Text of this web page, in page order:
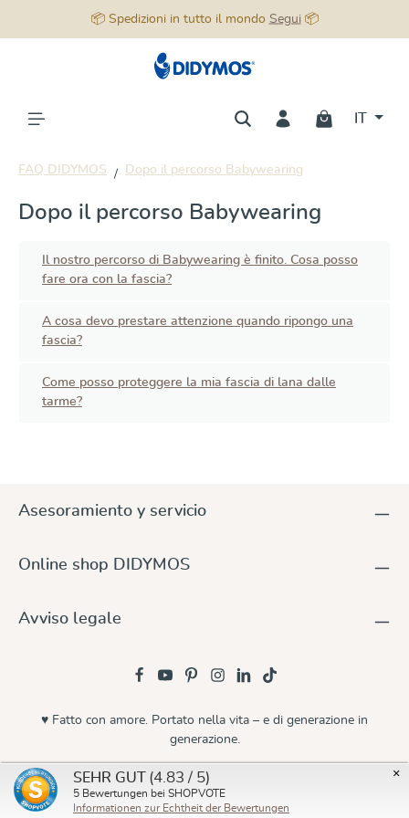
📦 Spedizioni in tutto il mondo Segui📦
FAQ DIDYMOS Dopo il percorso Babywearing
Dopo il percorso Babywearing
Il nostro percorso di Babywearing è finito. Cosa posso
fare ora con la fascia?
A cosa devo prestare attenzione quando ripongo una
fascia?
Come posso proteggere la mia fascia di lana dalle
tarme?
Asesoramiento y servicio
Online shop DIDYMOS
Avviso legale
© 2026 Didymos
♥ Fatto con amore. Portato nella vita – e di generazione in
generazione.
×
SEHR GUT (4.83 / 5)
5 Bewertungen bei SHOPVOTE
Informationen zur Echtheit der Bewertungen